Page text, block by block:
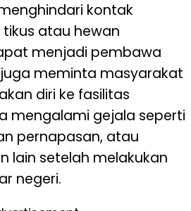
kontak
atau hewan
menjadi pembawa
meminta masyarakat
diri ke fasilitas
mengalami gejala seperti
pernapasan, atau
lain setelah melakukan
negeri.